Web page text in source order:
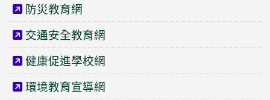
防災教育網
交通安全教育網
健康促進學校網
環境教育宣導網